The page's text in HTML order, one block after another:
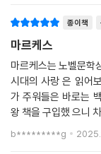
하지 않는 그야말로
자는 「그는 손으로 만
황에 도달하게 되었다
아우렐리아노 부엔디
뿐」이라고 가르치면
한다. 20년에 걸치 내
종이책
마르케스
마르케스는 노벨문학
시대의 사랑 은 읽어
가 주워들은 바로는
왕 책을 구입했 으니
b*********g